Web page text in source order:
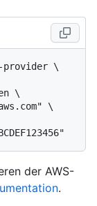
provider \
\
der AWS-
.